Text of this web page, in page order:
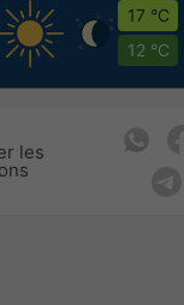
17 °C
12 °C
les